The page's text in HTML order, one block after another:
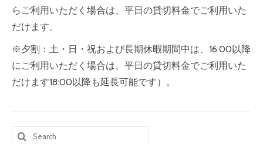
らご利用いただく場合は、平日の貸切料金でご利用いた
だけます。
※夕割：土・日・祝および長期休暇期間中は、16:00以降
にご利用いただく場合は、平日の貸切料金でご利用いた
だけます18:00以降も延長可能です）。
Search